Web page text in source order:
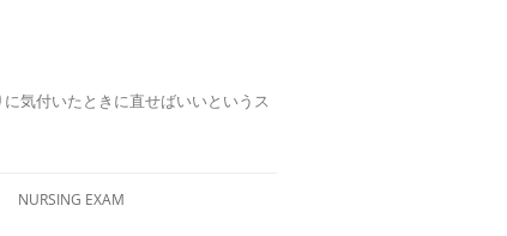
気付いたときに直せばいいというス
NURSING EXAM